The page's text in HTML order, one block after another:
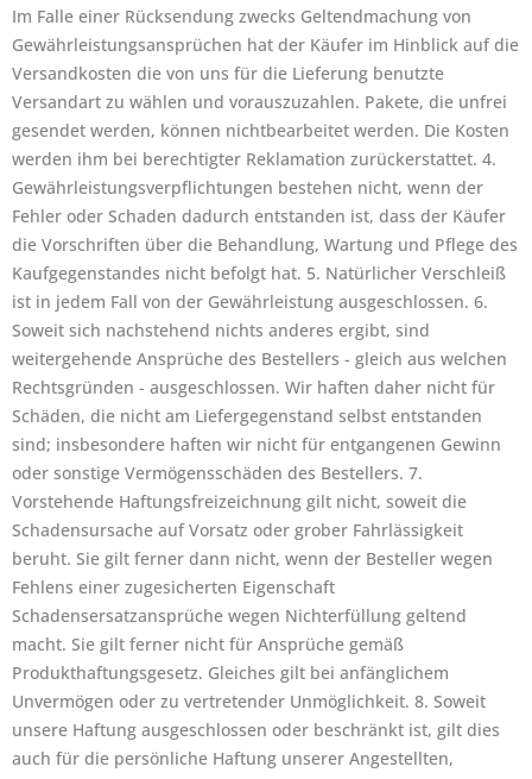
Im Falle einer Rücksendung zwecks Geltendmachung von
Gewährleistungsansprüchen hat der Käufer im Hinblick auf die
Versandkosten die von uns für die Lieferung benutzte
Versandart zu wählen und vorauszuzahlen. Pakete, die unfrei
gesendet werden, können nichtbearbeitet werden. Die Kosten
werden ihm bei berechtigter Reklamation zurückerstattet. 4.
Gewährleistungsverpflichtungen bestehen nicht, wenn der
Fehler oder Schaden dadurch entstanden ist, dass der Käufer
die Vorschriften über die Behandlung, Wartung und Pflege des
Kaufgegenstandes nicht befolgt hat. 5. Natürlicher Verschleiß
ist in jedem Fall von der Gewährleistung ausgeschlossen. 6.
Soweit sich nachstehend nichts anderes ergibt, sind
weitergehende Ansprüche des Bestellers - gleich aus welchen
Rechtsgründen - ausgeschlossen. Wir haften daher nicht für
Schäden, die nicht am Liefergegenstand selbst entstanden
sind; insbesondere haften wir nicht für entgangenen Gewinn
oder sonstige Vermögensschäden des Bestellers. 7.
Vorstehende Haftungsfreizeichnung gilt nicht, soweit die
Schadensursache auf Vorsatz oder grober Fahrlässigkeit
beruht. Sie gilt ferner dann nicht, wenn der Besteller wegen
Fehlens einer zugesicherten Eigenschaft
Schadensersatzansprüche wegen Nichterfüllung geltend
macht. Sie gilt ferner nicht für Ansprüche gemäß
Produkthaftungsgesetz. Gleiches gilt bei anfänglichem
Unvermögen oder zu vertretender Unmöglichkeit. 8. Soweit
unsere Haftung ausgeschlossen oder beschränkt ist, gilt dies
auch für die persönliche Haftung unserer Angestellten,